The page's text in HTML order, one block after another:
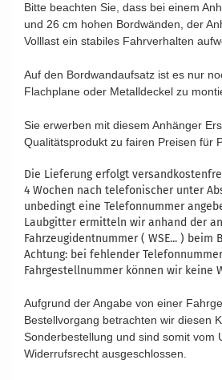
Bitte beachten Sie, dass bei einem
und 26 cm hohen Bordwänden, der
Volllast ein stabiles Fahrverhalten
Auf den Bordwandaufsatz ist es nur
Flachplane oder Metalldeckel zu
Sie erwerben mit diesem Anhänger
Qualitätsprodukt zu fairen Preisen für
Die Lieferung erfolgt
4 Wochen nach telefonischer unter
unbedingt eine Telefonnummer
Laubgitter ermitteln wir anhand der
Fahrzeugidentnummer ( WSE... ) beim
Achtung: bei fehlender
Fahrgestellnummer können wir keine
Aufgrund der Angabe von einer
Bestellvorgang betrachten wir diesen
Sonderbestellung und sind somit vom
Widerrufsrecht ausgeschlossen.